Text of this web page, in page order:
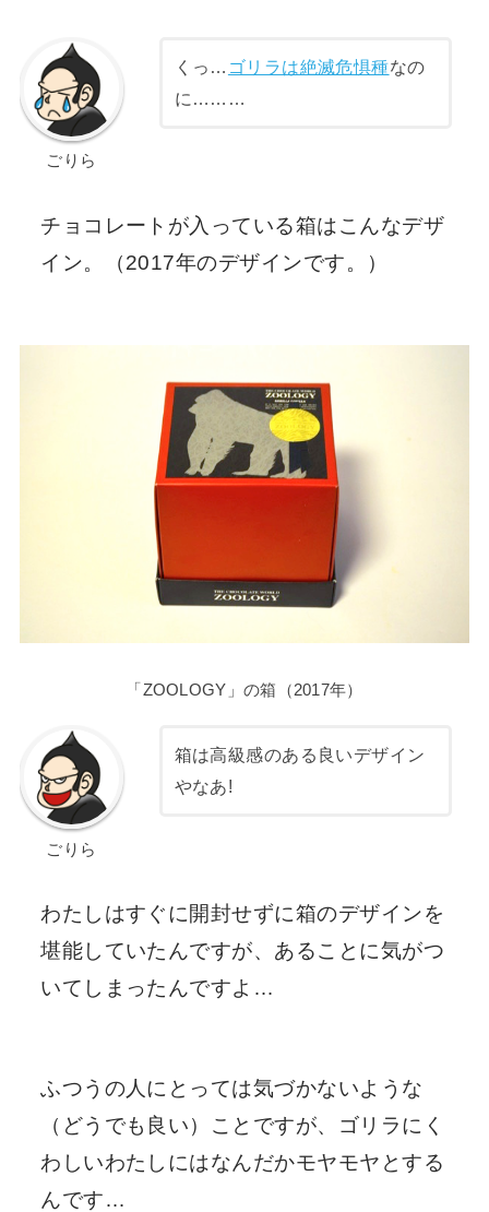
ごりら
くっ… ゴリラは絶滅危惧種なの
に………
チョコレートが入っている箱はこんなデザ
イン。（2017年のデザインです。）
「ZOOLOGY」の箱（2017年）
ごりら
箱は高級感のある良いデザイン
やなあ!
わたしはすぐに開封せずに箱のデザインを
堪能していたんですが、あることに気がつ
いてしまったんですよ…
ふつうの人にとっては気づかないような
（ どうでも良い）ことですが、ゴリラにく
わしいわたしにはなんだかモヤモヤとする
んです…